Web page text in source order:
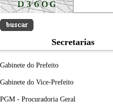
Secretarias
Gabinete do Prefeito
Gabinete do Vice-Prefeito
PGM - Procuradoria Geral